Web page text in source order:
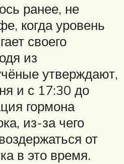
ранее, не
когда уровень
своего
из
утверждают,
и с 17:30 до
гормона
из-за чего
от
в это время.